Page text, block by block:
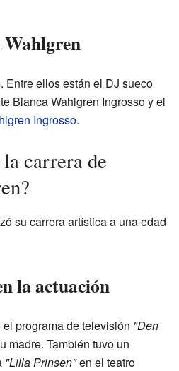
Entre ellos están el DJ sueco
Bianca Wahlgren Ingrosso y el
Ingrosso.
carrera de
su carrera artística a una edad
la actuación
programa de televisión "Den
madre. También tuvo un
"Lilla Prinsen"en el teatro